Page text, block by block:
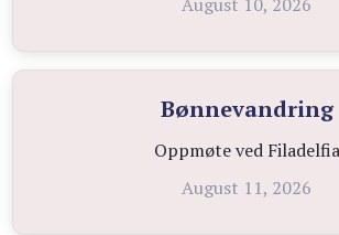
Bønnevandring
Oppmøte ved Filadelfia
August 11, 2026